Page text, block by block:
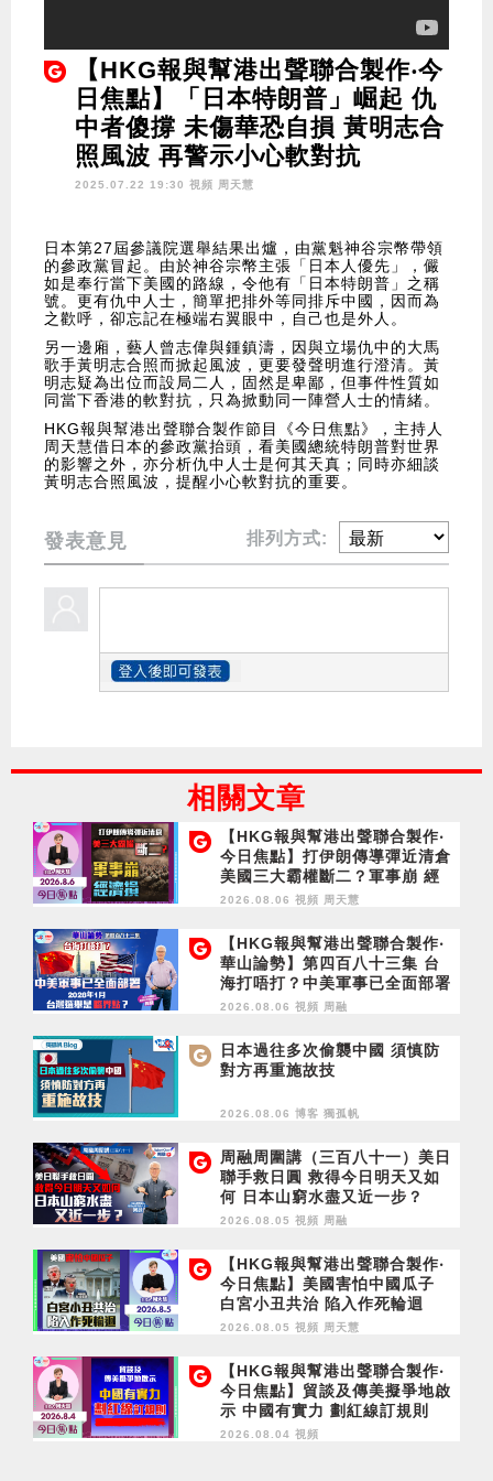
【HKG報與幫港出聲聯合製作‧今
日焦點】「日本特朗普」崛起 仇
中者傻撐 未傷華恐自損 黃明志合
照風波 再警示小心軟對抗
2025.07.22 19:30 視頻 周天慧
日本第27屆參議院選舉結果出爐，由黨魁神谷宗幣帶領
的參政黨冒起。由於神谷宗幣主張「日本人優先」，儼
如是奉行當下美國的路線，令他有「日本特朗普」之稱
號。更有仇中人士，簡單把排外等同排斥中國，因而為
之歡呼，卻忘記在極端右翼眼中，自己也是外人。
另一邊廂，藝人曾志偉與鍾鎮濤，因與立場仇中的大馬
歌手黃明志合照而掀起風波，更要發聲明進行澄清。黃
明志疑為出位而設局二人，固然是卑鄙，但事件性質如
同當下香港的軟對抗，只為掀動同一陣營人士的情緒。
HKG報與幫港出聲聯合製作節目《今日焦點》，主持人
周天慧借日本的參政黨抬頭，看美國總統特朗普對世界
的影響之外，亦分析仇中人士是何其天真；同時亦細談
黃明志合照風波，提醒小心軟對抗的重要。
發表意見 排列方式:
相關文章
【HKG報與幫港出聲聯合製作‧
今日焦點】打伊朗傳導彈近清倉
美國三大霸權斷二？軍事崩 經
濟損
2026.08.06 視頻 周天慧
【HKG報與幫港出聲聯合製作‧
華山論勢】第四百八十三集 台
海打唔打？中美軍事已全面部署
2028年1月台灣選舉是臨界點？
2026.08.06 視頻 周融
日本過往多次偷襲中國 須慎防
對方再重施故技
2026.08.06 博客 獨孤帆
周融周圍講（三百八十一）美日
聯手救日圓 救得今日明天又如
何 日本山窮水盡又近一步？
2026.08.05 視頻 周融
【HKG報與幫港出聲聯合製作‧
今日焦點】美國害怕中國瓜子
白宮小丑共治 陷入作死輪迴
2026.08.05 視頻 周天慧
【HKG報與幫港出聲聯合製作‧
今日焦點】貿談及傳美擬爭地啟
示 中國有實力 劃紅線訂規則
2026.08.04 視頻